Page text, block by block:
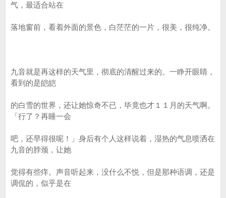
气，最适合站在
落地窗前，看着外面的景色，白茫茫的一片，很美，很纯净。
九音就是再这样的天气里，彻底的清醒过来的。一睁开眼睛，
看到的是皑皑
的白雪的世界，还让她惊奇不已，毕竟也才１１月的天气啊。
「行了？再睡一会
吧，还早得很呢！」身后有个人这样说着，湿热的气息喷洒在
九音的脖颈，让她
觉得有些痒。声音听起来，没什么不悦，但是那种语调，还是
调侃的，似乎是在